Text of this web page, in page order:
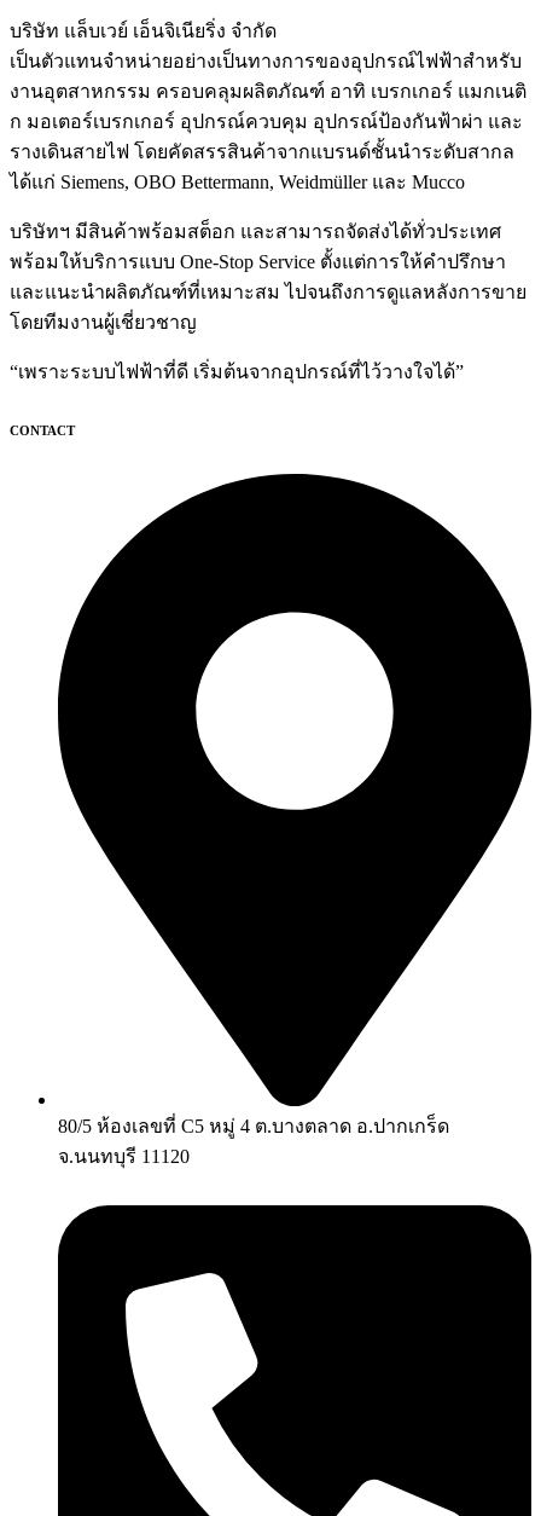
บริษัท แล็บเวย์ เอ็นจิเนียริ่ง จำกัด
เป็นตัวแทนจำหน่ายอย่างเป็นทางการของอุปกรณ์ไฟฟ้าสำหรับ
งานอุตสาหกรรม ครอบคลุมผลิตภัณฑ์ อาทิ เบรกเกอร์ แมกเนติ
ก มอเตอร์เบรกเกอร์ อุปกรณ์ควบคุม อุปกรณ์ป้องกันฟ้าผ่า และ
รางเดินสายไฟ โดยคัดสรรสินค้าจากแบรนด์ชั้นนำระดับสากล
ได้แก่ Siemens, OBO Bettermann, Weidmüller และ Mucco
บริษัทฯ มีสินค้าพร้อมสต็อก และสามารถจัดส่งได้ทั่วประเทศ
พร้อมให้บริการแบบ One-Stop Service ตั้งแต่การให้คำปรึกษา
และแนะนำผลิตภัณฑ์ที่เหมาะสม ไปจนถึงการดูแลหลังการขาย
โดยทีมงานผู้เชี่ยวชาญ
“เพราะระบบไฟฟ้าที่ดี เริ่มต้นจากอุปกรณ์ที่ไว้วางใจได้”
CONTACT
80/5 ห้องเลขที่ C5 หมู่ 4 ต.บางตลาด อ.ปากเกร็ด
จ.นนทบุรี 11120